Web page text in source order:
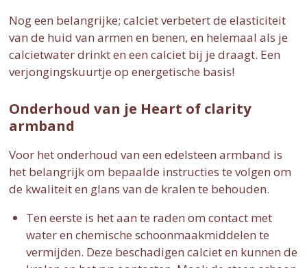
Nog een belangrijke; calciet verbetert de elasticiteit
van de huid van armen en benen, en helemaal als je
calcietwater drinkt en een calciet bij je draagt. Een
verjongingskuurtje op energetische basis!
Onderhoud van je Heart of clarity
armband
Voor het onderhoud van een edelsteen armband is
het belangrijk om bepaalde instructies te volgen om
de kwaliteit en glans van de kralen te behouden.
Ten eerste is het aan te raden om contact met
water en chemische schoonmaakmiddelen te
vermijden. Deze beschadigen calciet en kunnen de